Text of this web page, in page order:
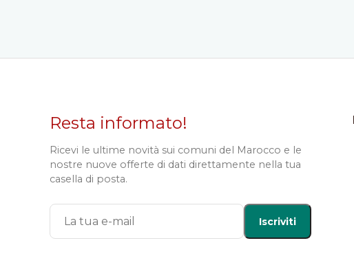
Resta informato!
Ricevi le ultime novità sui comuni del Marocco e le
nostre nuove offerte di dati direttamente nella tua
casella di posta.
Iscriviti